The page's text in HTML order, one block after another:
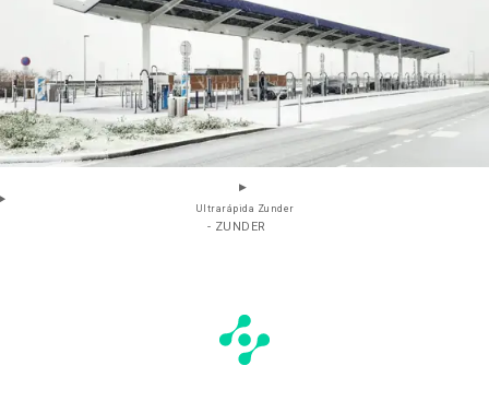
Ultrarápida Zunder
- ZUNDER